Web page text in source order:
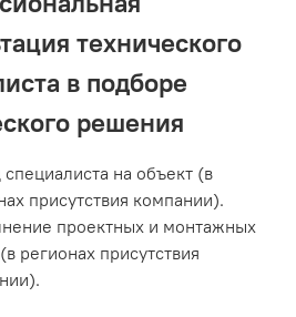
технического
в подборе
решения
на объект (в
присутствия компании).
проектных и монтажных
регионах присутствия